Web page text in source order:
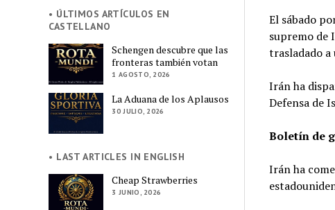
• ÚLTIMOS ARTÍCULOS EN
CASTELLANO
Schengen descubre que las
fronteras también votan
1 AGOSTO, 2026
La Aduana de los Aplausos
30 JULIO, 2026
• LAST ARTICLES IN ENGLISH
Cheap Strawberries
3 JUNIO, 2026
El sábado
supremo de
trasladado a
Irán ha
Defensa de
Boletín de
Irán ha